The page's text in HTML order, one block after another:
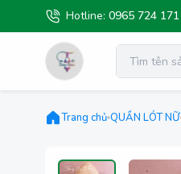
Hotline: 0965 724 171
Trang chủ QUẦN LÓT NỮ